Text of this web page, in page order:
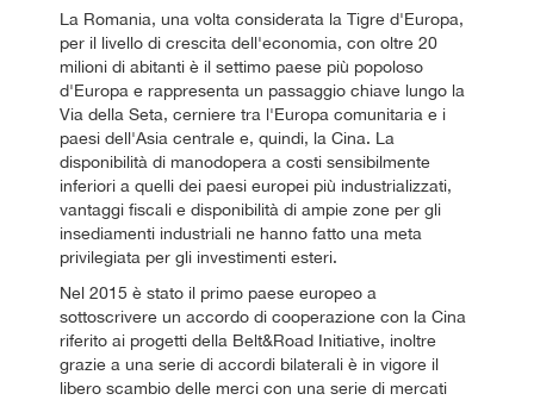
La Romania, una volta considerata la Tigre d'Europa,
per il livello di crescita dell'economia, con oltre 20
milioni di abitanti è il settimo paese più popoloso
d'Europa e rappresenta un passaggio chiave lungo la
Via della Seta, cerniere tra l'Europa comunitaria e i
paesi dell'Asia centrale e, quindi, la Cina. La
disponibilità di manodopera a costi sensibilmente
inferiori a quelli dei paesi europei più industrializzati,
vantaggi fiscali e disponibilità di ampie zone per gli
insediamenti industriali ne hanno fatto una meta
privilegiata per gli investimenti esteri.
Nel 2015 è stato il primo paese europeo a
sottoscrivere un accordo di cooperazione con la Cina
riferito ai progetti della Belt&Road Initiative, inoltre
grazie a una serie di accordi bilaterali è in vigore il
libero scambio delle merci con una serie di mercati